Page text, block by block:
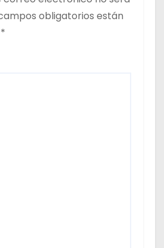
obligatorios están
*